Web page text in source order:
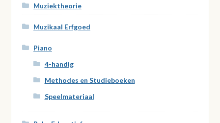
Muziektheorie
Muzikaal Erfgoed
Piano
4-handig
Methodes en Studieboeken
Speelmateriaal